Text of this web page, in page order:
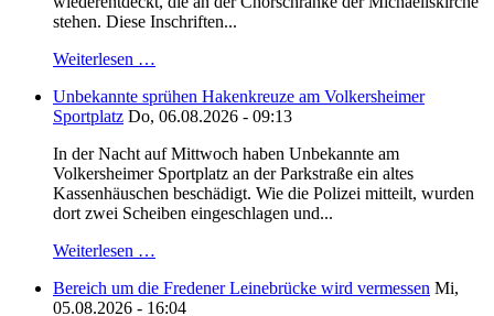
stehen. Diese Inschriften...
Weiterlesen …
Unbekannte sprühen Hakenkreuze am Volkersheimer
Sportplatz Do, 06.08.2026 - 09:13
In der Nacht auf Mittwoch haben Unbekannte am
Volkersheimer Sportplatz an der Parkstraße ein altes
Kassenhäuschen beschädigt. Wie die Polizei mitteilt, wurden
dort zwei Scheiben eingeschlagen und...
Weiterlesen …
Bereich um die Fredener Leinebrücke wird vermessen Mi,
05.08.2026 - 16:04